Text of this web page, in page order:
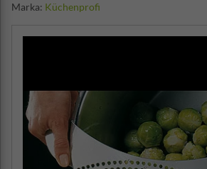
Marka: Küchenprofi